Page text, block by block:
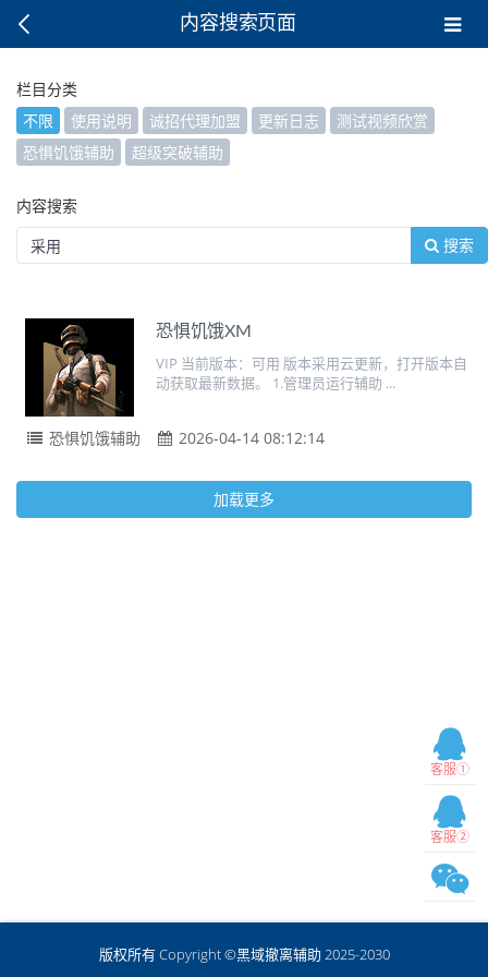
客服①
客服②
内容搜索页面
栏目分类
不限
使用说明 诚招代理加盟 更新日志
测试视频欣赏
恐惧饥饿辅助
超级突破辅助
内容搜索
搜索
恐惧饥饿XM
VIP 当前版本：可用 版本采用云更新，打开版本自
动获取最新数据。 1.管理员运行辅助 ...
恐惧饥饿辅助 2026-04-14 08:12:14
加载更多
版权所有 Copyright ©黑域撤离辅助 2025-2030